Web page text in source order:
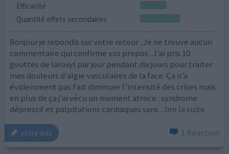
Efficacité
Quantité effets secondaires
Bonjour je rebondis sur votre retour . Je ne trouve aucun
commentaire qui confirme vos propos . J’ai pris 10
gouttes de laroxyl par jour pendant dix jours pour traiter
mes douleurs d’algie vasculaires de la face. Ça n’a
évidemment pas Fait diminuer l’intensité des crises mais
en plus de ça j’ai vécu un moment atroce : syndrome
dépressif et palpitations cardiaques sans ...lire la suite
votre avis 1 Réaction